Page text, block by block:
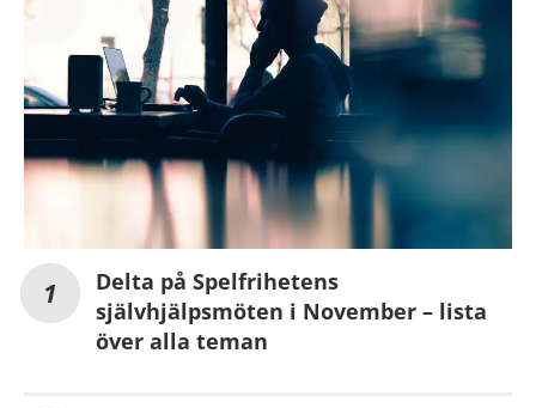
Delta på Spelfrihetens
självhjälpsmöten i November – lista
över alla teman